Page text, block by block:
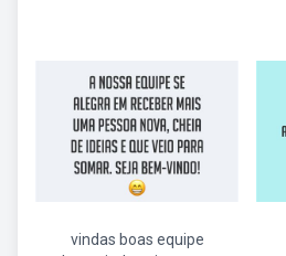
vindas boas equipe